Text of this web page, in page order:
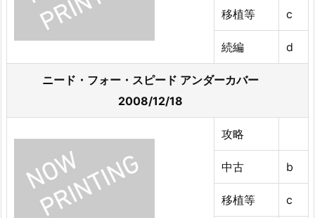
移植等 c
続編 d
ニード・フォー・スピード アンダーカバー
2008/12/18
攻略
中古 b
移植等 c